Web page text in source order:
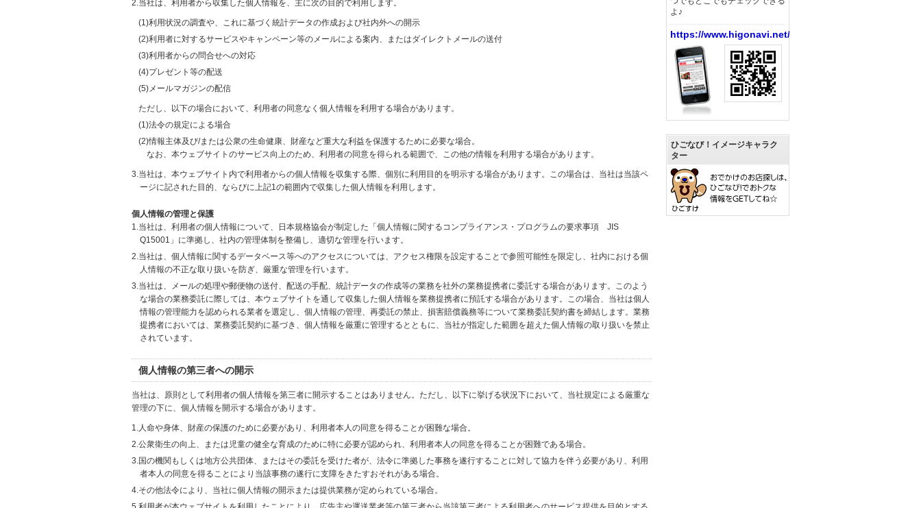
2.当社は、利用者から収集した個人情報を、主に次の目的で利用します。
(1)利用状況の調査や、これに基づく統計データの作成および社内外への開示
(2)利用者に対するサービスやキャンペーン等のメールによる案内、またはダイレクトメールの送付
(3)利用者からの問合せへの対応
(4)プレゼント等の配送
(5)メールマガジンの配信
ただし、以下の場合において、利用者の同意なく個人情報を利用する場合があります。
(1)法令の規定による場合
(2)情報主体及び/または公衆の生命健康、財産など重大な利益を保護するために必要な場合。
なお、本ウェブサイトのサービス向上のため、利用者の同意を得られる範囲で、この他の情報を利用する場合があります。
3.当社は、本ウェブサイト内で利用者からの個人情報を収集する際、個別に利用目的を明示する場合があります。この場合は、当社は当該ペ
ージに記された目的、ならびに上記1の範囲内で収集した個人情報を利用します。
個人情報の管理と保護
1.当社は、利用者の個人情報について、日本規格協会が制定した「個人情報に関するコンプライアンス・プログラムの要求事項 JIS
Q15001」に準拠し、社内の管理体制を整備し、適切な管理を行います。
2.当社は、個人情報に関するデータベース等へのアクセスについては、アクセス権限を設定することで参照可能性を限定し、社内における個
人情報の不正な取り扱いを防ぎ、厳重な管理を行います。
3.当社は、メールの処理や郵便物の送付、配送の手配、統計データの作成等の業務を社外の業務提携者に委託する場合があります。このよう
な場合の業務委託に際しては、本ウェブサイトを通して収集した個人情報を業務提携者に預託する場合があります。この場合、当社は個人
情報の管理能力を認められる業者を選定し、個人情報の管理、再委託の禁止、損害賠償義務等について業務委託契約書を締結します。業務
提携者においては、業務委託契約に基づき、個人情報を厳重に管理するとともに、当社が指定した範囲を超えた個人情報の取り扱いを禁止
されています。
個人情報の第三者への開示
当社は、原則として利用者の個人情報を第三者に開示することはありません。ただし、以下に挙げる状況下において、当社規定による厳重な
管理の下に、個人情報を開示する場合があります。
1.人命や身体、財産の保護のために必要があり、利用者本人の同意を得ることが困難な場合。
2.公衆衛生の向上、または児童の健全な育成のために特に必要が認められ、利用者本人の同意を得ることが困難である場合。
3.国の機関もしくは地方公共団体、またはその委託を受けた者が、法令に準拠した事務を遂行することに対して協力を伴う必要があり、利用
者本人の同意を得ることにより当該事務の遂行に支障をきたすおそれがある場合。
4.その他法令により、当社に個人情報の開示または提供業務が定められている場合。
よ♪
https://www.higonavi.net/
ひごなび！イメージキャラク
ター